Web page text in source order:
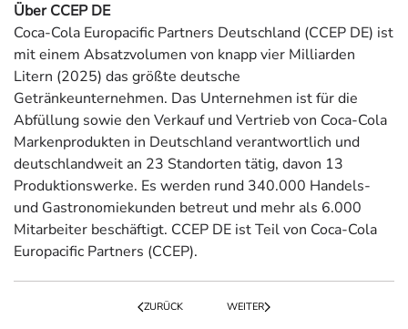
Über CCEP DE
Coca-Cola Europacific Partners Deutschland (CCEP DE) ist
mit einem Absatzvolumen von knapp vier Milliarden
Litern (2025) das größte deutsche
Getränkeunternehmen. Das Unternehmen ist für die
Abfüllung sowie den Verkauf und Vertrieb von Coca-Cola
Markenprodukten in Deutschland verantwortlich und
deutschlandweit an 23 Standorten tätig, davon 13
Produktionswerke. Es werden rund 340.000 Handels-
und Gastronomiekunden betreut und mehr als 6.000
Mitarbeiter beschäftigt. CCEP DE ist Teil von Coca-Cola
Europacific Partners (CCEP).
ZURÜCK WEITER